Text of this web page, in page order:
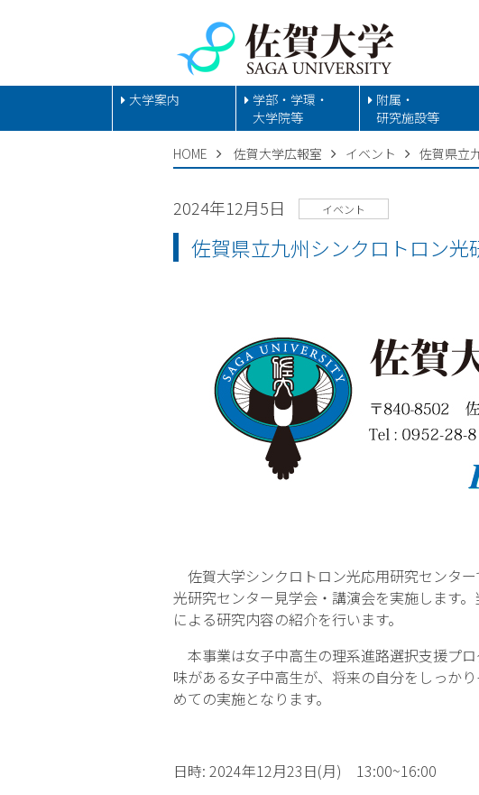
大学案内
学部・学環・
大学院等
附属・
研究施設等
HOME 佐賀大学広報室 イベント 佐賀県立
2024年12月5日 イベント
佐賀県立九州シンクロトロン
佐賀大学シンクロトロン光応用研究センタ
光研究センター見学会・講演会を実施します
による研究内容の紹介を行います。
本事業は女子中高生の理系進路選択支援プ
味がある女子中高生が、将来の自分をしっか
めての実施となります。
日時: 2024年12月23日(月) 13:00~16:00